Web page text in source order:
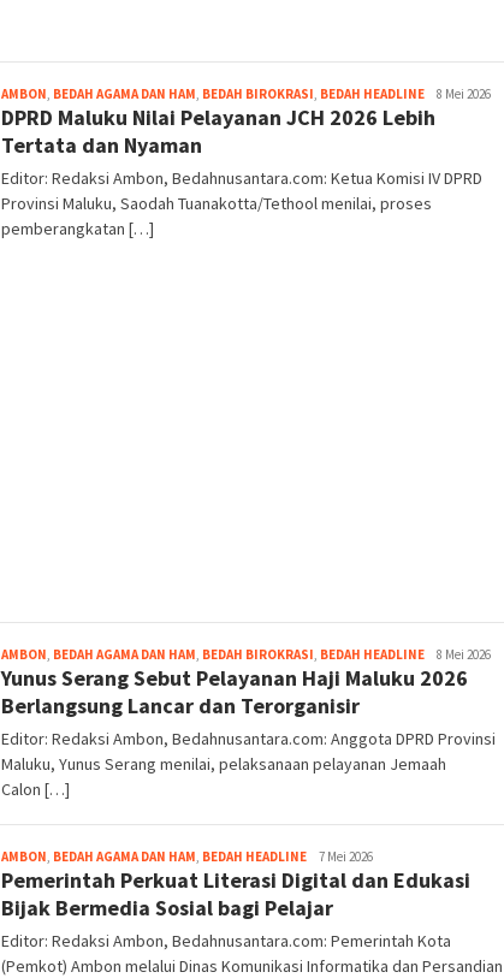
AMBON, BEDAH AGAMA DAN HAM, BEDAH BIROKRASI, BEDAH HEADLINEGrace
Pello
8 Mei 2026
DPRD Maluku Nilai Pelayanan JCH 2026 Lebih
Tertata dan Nyaman
Editor: Redaksi Ambon, Bedahnusantara.com: Ketua Komisi IV DPRD
Provinsi Maluku, Saodah Tuanakotta/Tethool menilai, proses
pemberangkatan […]
AMBON BEDAH AGAMA DAN HAM BEDAH BIROKRASI BEDAH HEADLINEGrace
Pello
8 Mei 2026
Yunus Serang Sebut Pelayanan Haji Maluku 2026
Berlangsung Lancar dan Terorganisir
Editor: Redaksi Ambon, Bedahnusantara.com: Anggota DPRD Provinsi
Maluku, Yunus Serang menilai, pelaksanaan pelayanan Jemaah
Calon […]
AMBON BEDAH AGAMA DAN HAM BEDAH HEADLINEGrace
Pello
7 Mei 2026
Pemerintah Perkuat Literasi Digital dan Edukasi
Bijak Bermedia Sosial bagi Pelajar
Editor: Redaksi Ambon, Bedahnusantara.com: Pemerintah Kota
(Pemkot) Ambon melalui Dinas Komunikasi Informatika dan Persandian